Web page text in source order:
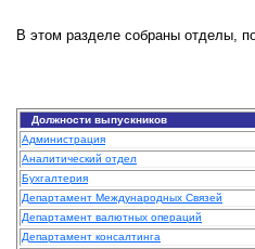
В этом разделе собраны отделы,
Должности выпускников
Администрация
Аналитический отдел
Бухгалтерия
Департамент Международных Связей
Департамент валютных операций
Департамент консалтинга